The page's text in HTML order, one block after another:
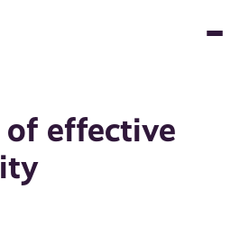
effective